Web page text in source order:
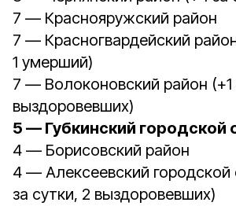
7 — Краснояружский район
7 — Красногвардейский
1 умерший)
7 — Волоконовский район (+1
выздоровевших)
5 — Губкинский городской
4 — Борисовский район
4 — Алексеевский городской
за сутки, 2 выздоровевших)